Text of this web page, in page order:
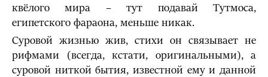
квёлого мира – тут подавай Тутмоса,
египетского фараона, меньше никак.
Суровой жизнью жив, стихи он связывает не
рифмами (всегда, кстати, оригинальными), а
суровой ниткой бытия, известной ему и данной